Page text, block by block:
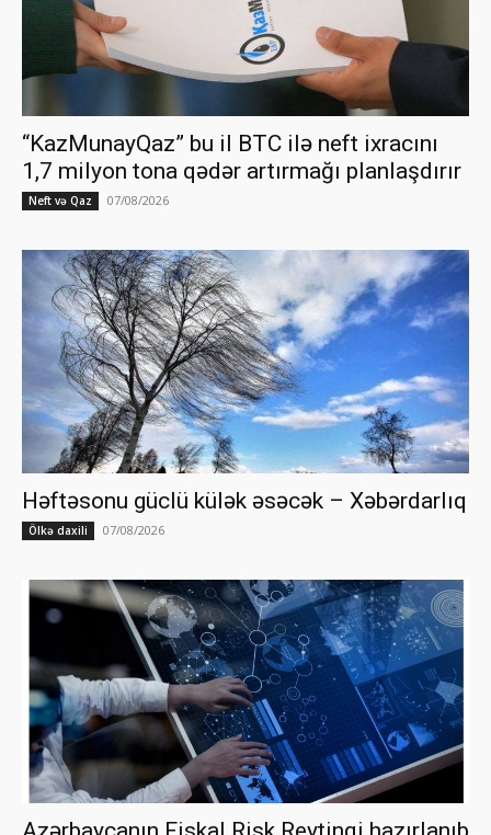
“KazMunayQaz” bu il BTC ilə neft ixracını
1,7 milyon tona qədər artırmağı planlaşdırır
Neft və Qaz 07/08/2026
Həftəsonu güclü külək əsəcək – Xəbərdarlıq
Ölkə daxili 07/08/2026